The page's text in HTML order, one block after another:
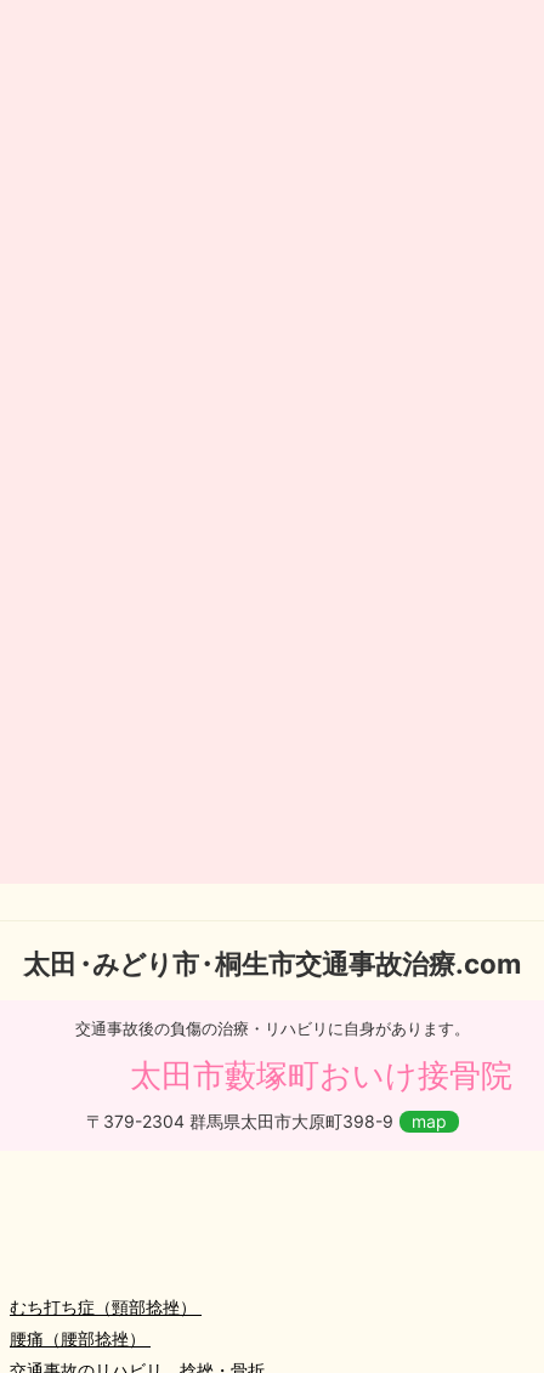
太田・みどり市・桐生市交通事故治療.com
交通事故後の負傷の治療・リハビリに自身があります。
太田市藪塚町おいけ接骨院
〒379-2304 群馬県太田市大原町398-9 map
むち打ち症（頸部捻挫）
腰痛（腰部捻挫）